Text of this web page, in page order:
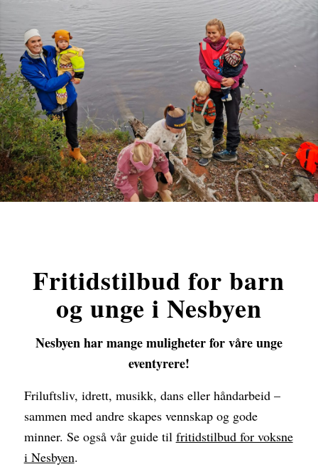
Fritidstilbud for barn
og unge i Nesbyen
Nesbyen har mange muligheter for våre unge
eventyrere!
Friluftsliv, idrett, musikk, dans eller håndarbeid –
sammen med andre skapes vennskap og gode
minner. Se også vår guide til fritidstilbud for voksne
i Nesbyen.